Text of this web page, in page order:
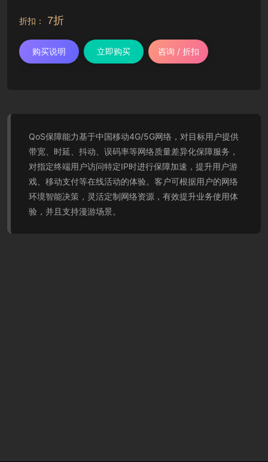
折扣： 7折
购买说明 立即购买 咨询 / 折扣
QoS保障能力基于中国移动4G/5G网络，对目标用户提供
带宽、时延、抖动、误码率等网络质量差异化保障服务，
对指定终端用户访问特定IP时进行保障加速，提升用户游
戏、移动支付等在线活动的体验。客户可根据用户的网络
环境智能决策，灵活定制网络资源，有效提升业务使用体
验，并且支持漫游场景。